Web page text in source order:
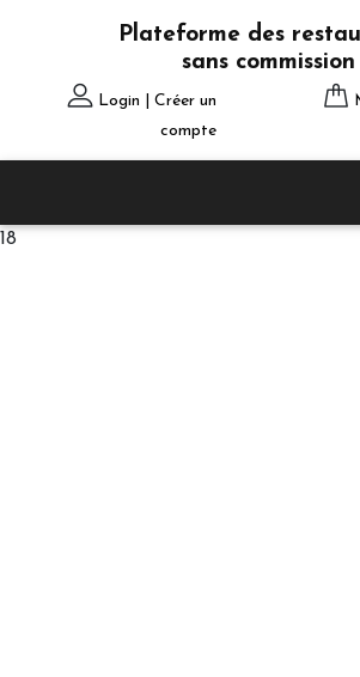
Plateforme des
sans commission
Login | Créer un
compte
18